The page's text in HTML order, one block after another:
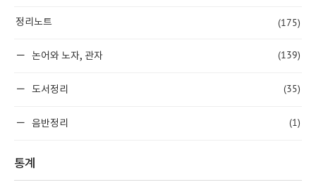
정리노트 (175)
논어와 노자, 관자 (139)
도서정리 (35)
음반정리 (1)
통계